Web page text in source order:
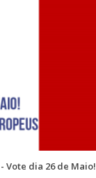
Vote dia 26 de Maio!